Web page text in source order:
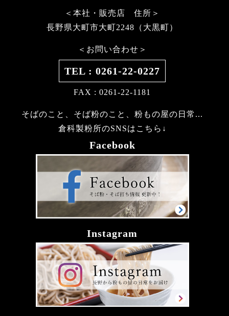
＜本社・販売店 住所＞
長野県大町市大町2248（大黒町）
＜お問い合わせ＞
TEL : 0261-22-0227
FAX : 0261-22-1181
そばのこと、そば粉のこと、粉もの屋の日常...
倉科製粉所のSNSはこちら↓
Facebook
Instagram